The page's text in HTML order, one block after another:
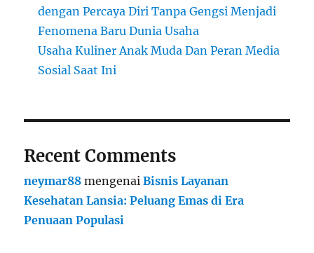
dengan Percaya Diri Tanpa Gengsi Menjadi
Fenomena Baru Dunia Usaha
Usaha Kuliner Anak Muda Dan Peran Media
Sosial Saat Ini
Recent Comments
neymar88 mengenaiBisnis Layanan
Kesehatan Lansia: Peluang Emas di Era
Penuaan Populasi